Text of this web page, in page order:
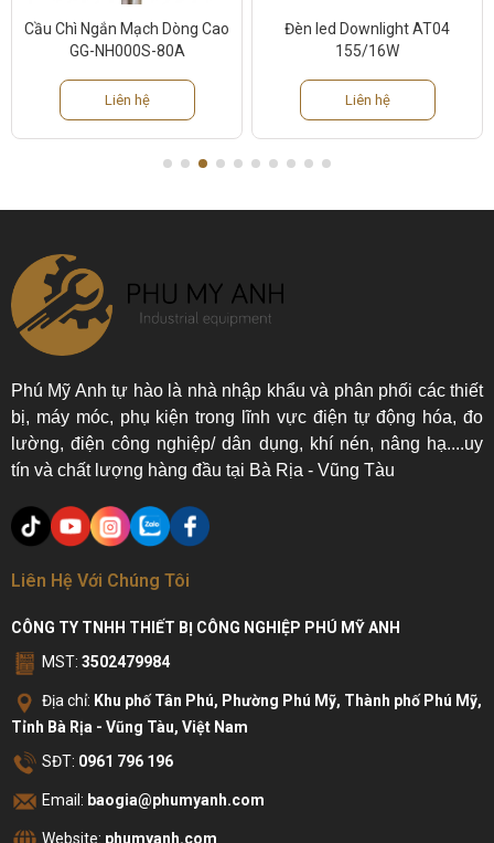
Cầu Chì Ngắn Mạch Dòng Cao
GG-NH000S-80A
Liên hệ
Đèn led Downlight AT04
155/16W
Liên hệ
Phú Mỹ Anh tự hào là nhà nhập khẩu và phân phối các thiết
bị, máy móc, phụ kiện trong lĩnh vực điện tự động hóa, đo
lường, điện công nghiệp/ dân dụng, khí nén, nâng hạ....uy
tín và chất lượng hàng đầu tại Bà Rịa - Vũng Tàu
Liên Hệ Với Chúng Tôi
CÔNG TY TNHH THIẾT BỊ CÔNG NGHIỆP PHÚ MỸ ANH
MST: 3502479984
Địa chỉ: Khu phố Tân Phú, Phường Phú Mỹ, Thành phố Phú Mỹ,
Tỉnh Bà Rịa - Vũng Tàu, Việt Nam
SĐT: 0961 796 196
Email: baogia@phumyanh.com
Website: phumyanh.com